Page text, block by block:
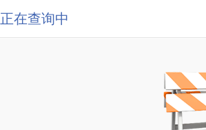
正在查询中